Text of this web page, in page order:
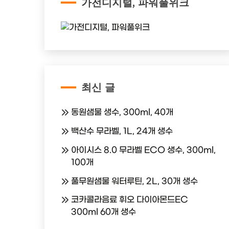
가전디지털, 파워풀위크
최신 글
동원샘물 생수, 300ml, 40개
백산수 무라벨, 1L, 24개 생수
아이시스 8.0 무라벨 ECO 생수, 300ml,
100개
풀무원샘물 워터루틴, 2L, 30개 생수
코카콜라음료 휘오 다이아몬드EC
300ml 60개 생수